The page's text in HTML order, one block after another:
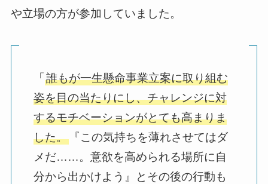
や立場の方が参加していました。
「 誰もが一生懸命事業立案に取り組む
姿を目の当たりにし、チャレンジに対
するモチベーションがとても高まりま
した。『この気持ちを薄れさせてはダ
メだ……。意欲を高められる場所に自
分から出かけよう』とその後の行動も